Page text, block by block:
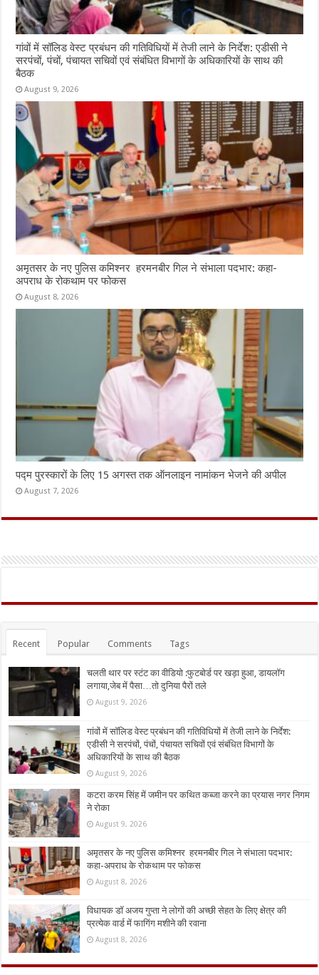
गांवों में सॉलिड वेस्ट प्रबंधन की गतिविधियों में तेजी लाने के निर्देश: एडीसी ने
सरपंचों, पंचों, पंचायत सचिवों एवं संबंधित विभागों के अधिकारियों के साथ की
बैठक
August 9, 2026
अमृतसर के नए पुलिस कमिश्नर हरमनबीर गिल ने संभाला पदभार: कहा-
अपराध के रोकथाम पर फोकस
August 8, 2026
पद्म पुरस्कारों के लिए 15 अगस्त तक ऑनलाइन नामांकन भेजने की अपील
August 7, 2026
Recent Popular Comments Tags
चलती थार पर स्टंट का वीडियो :फुटबोर्ड पर खड़ा हुआ, डायलॉग
लगाया,जेब में पैसा…तो दुनिया पैरों तले
August 9, 2026
गांवों में सॉलिड वेस्ट प्रबंधन की गतिविधियों में तेजी लाने के निर्देश:
एडीसी ने सरपंचों, पंचों, पंचायत सचिवों एवं संबंधित विभागों के
अधिकारियों के साथ की बैठक
August 9, 2026
कटरा करम सिंह में जमीन पर कथित कब्जा करने का प्रयास नगर निगम
ने रोका
August 9, 2026
अमृतसर के नए पुलिस कमिश्नर हरमनबीर गिल ने संभाला पदभार:
कहा-अपराध के रोकथाम पर फोकस
August 8, 2026
विधायक डॉ अजय गुप्ता ने लोगों की अच्छी सेहत के लिए क्षेत्र की
प्रत्येक वार्ड में फागिंग मशीने की रवाना
August 8, 2026